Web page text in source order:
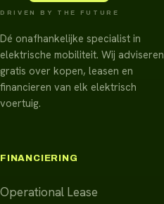
DRIVEN BY THE FUTURE
Dé onafhankelijke specialist in
elektrische mobiliteit. Wij adviseren
gratis over kopen, leasen en
financieren van elk elektrisch
voertuig.
FINANCIERING
Operational Lease